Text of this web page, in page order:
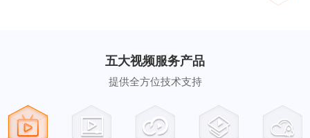
五大视频服务产品
提供全方位技术支持